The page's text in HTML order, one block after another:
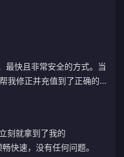
最快且非常安全的方式。当
我修正并充值到了正确的
刻就拿到了我的
快速，没有任何问题。